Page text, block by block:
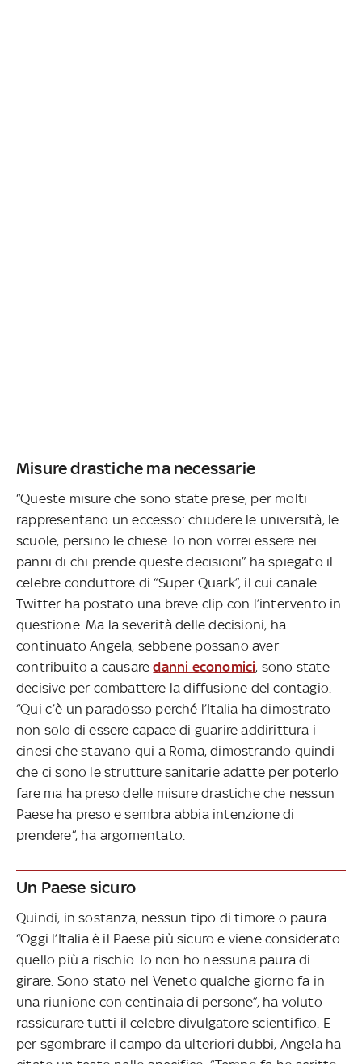
Misure drastiche ma necessarie
“Queste misure che sono state prese, per molti
rappresentano un eccesso: chiudere le università, le
scuole, persino le chiese. Io non vorrei essere nei
panni di chi prende queste decisioni” ha spiegato il
celebre conduttore di “Super Quark”, il cui canale
Twitter ha postato una breve clip con l’intervento in
questione. Ma la severità delle decisioni, ha
continuato Angela, sebbene possano aver
contribuito a causaredanni economici, sono state
decisive per combattere la diffusione del contagio.
“Qui c’è un paradosso perché l’Italia ha dimostrato
non solo di essere capace di guarire addirittura i
cinesi che stavano qui a Roma, dimostrando quindi
che ci sono le strutture sanitarie adatte per poterlo
fare ma ha preso delle misure drastiche che nessun
Paese ha preso e sembra abbia intenzione di
prendere”, ha argomentato.
Un Paese sicuro
Quindi, in sostanza, nessun tipo di timore o paura.
“Oggi l’Italia è il Paese più sicuro e viene considerato
quello più a rischio. Io non ho nessuna paura di
girare. Sono stato nel Veneto qualche giorno fa in
una riunione con centinaia di persone”, ha voluto
rassicurare tutti il celebre divulgatore scientifico. E
per sgombrare il campo da ulteriori dubbi, Angela ha